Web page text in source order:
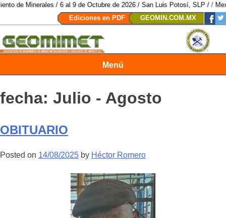
9 de Octubre de 2026 / San Luis Potosí, SLP //Mexico Mining Forum /
Ediciones en PDF
GEOMIN.COM.MX
Menú
fecha: Julio - Agosto
OBITUARIO
Posted on 14/08/2025 by Héctor Romero